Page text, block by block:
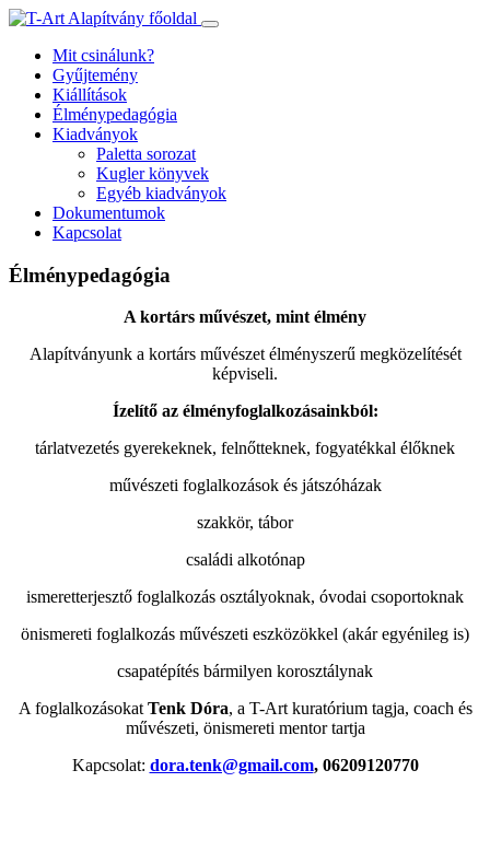
Ugrás
tartalomhozMit csinálunk?
Gyűjtemény
Kiállítások
Élménypedagógia
Kiadványok
Paletta sorozat
Kugler könyvek
Egyéb kiadványok
Dokumentumok
Kapcsolat
Élménypedagógia
A kortárs művészet, mint élmény
Alapítványunk a kortárs művészet élményszerű megközelítését
képviseli.
Ízelítő az élményfoglalkozásainkból:
tárlatvezetés gyerekeknek, felnőtteknek, fogyatékkal élőknek
művészeti foglalkozások és játszóházak
szakkör, tábor
családi alkotónap
ismeretterjesztő foglalkozás osztályoknak, óvodai csoportoknak
önismereti foglalkozás művészeti eszközökkel (akár egyénileg is)
csapatépítés bármilyen korosztálynak
A foglalkozásokatTenk Dóra, a T-Art kuratórium tagja, coach és
művészeti, önismereti mentor tartja
Kapcsolat: dora.tenk@gmail.com, 06209120770